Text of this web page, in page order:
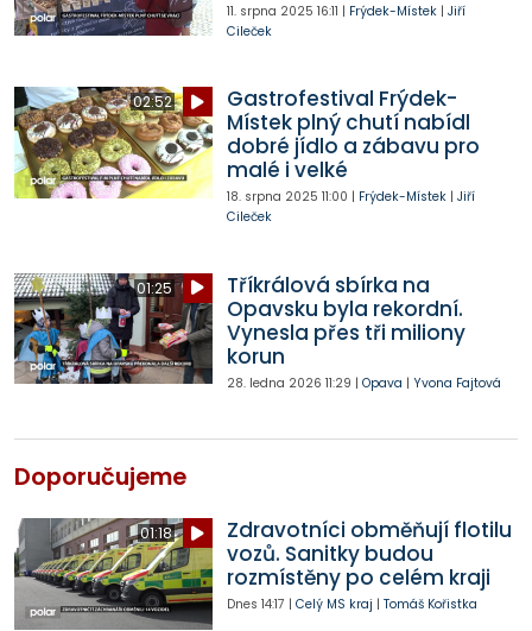
11. srpna 2025 16:11 | Frýdek-Místek| Jiří
Cileček
02:52
Gastrofestival Frýdek-
Místek plný chutí nabídl
dobré jídlo a zábavu pro
malé i velké
18. srpna 2025 11:00 | Frýdek-Místek| Jiří
Cileček
01:25
Tříkrálová sbírka na
Opavsku byla rekordní.
Vynesla přes tři miliony
korun
28. ledna 2026 11:29 | Opava | Yvona Fajtová
Doporučujeme
01:18
Zdravotníci obměňují flotilu
vozů. Sanitky budou
rozmístěny po celém kraji
Dnes 14:17 | Celý MS kraj | Tomáš Kořistka